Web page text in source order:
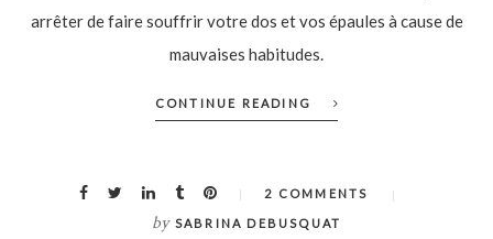
arrêter de faire souffrir votre dos et vos épaules à cause de
mauvaises habitudes.
CONTINUE READING
2 COMMENTS
by SABRINA DEBUSQUAT